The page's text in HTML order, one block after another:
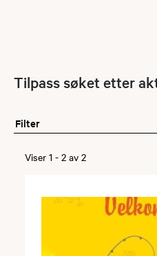
Tilpass søket etter
Filter
Viser 1 - 2 av 2